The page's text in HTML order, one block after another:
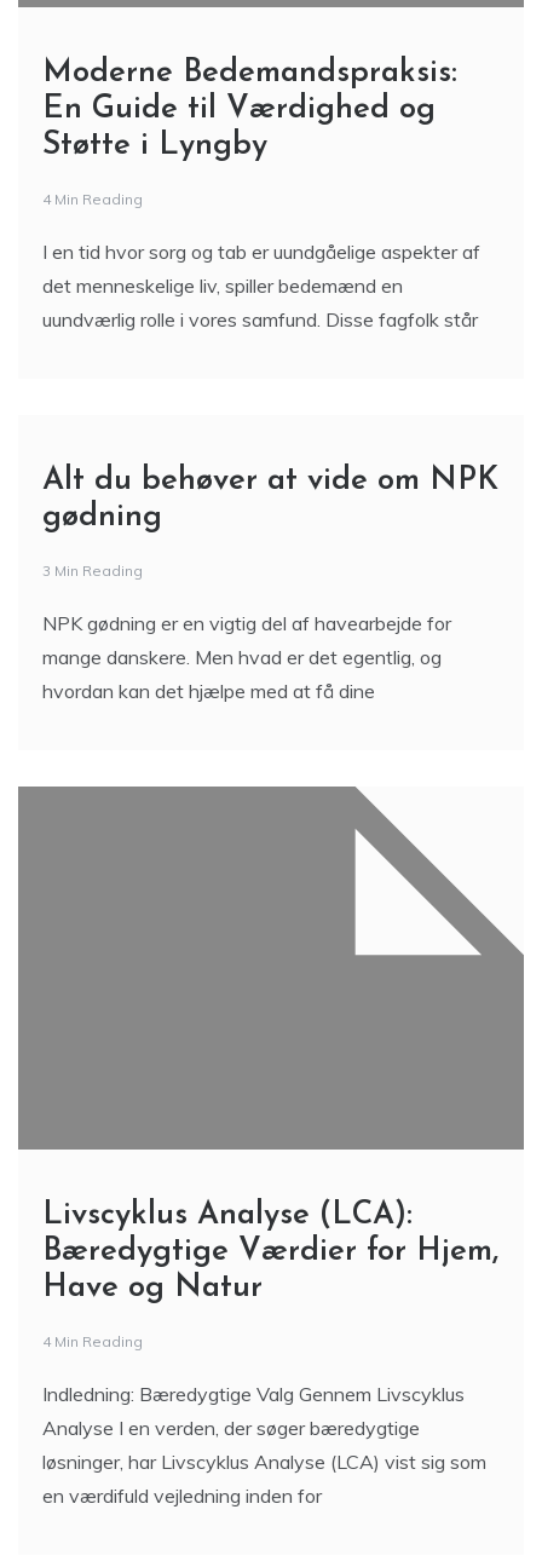
Moderne Bedemandspraksis:
En Guide til Værdighed og
Støtte i Lyngby
4 Min Reading
I en tid hvor sorg og tab er uundgåelige aspekter af
det menneskelige liv, spiller bedemænd en
uundværlig rolle i vores samfund. Disse fagfolk står
Alt du behøver at vide om NPK
gødning
3 Min Reading
NPK gødning er en vigtig del af havearbejde for
mange danskere. Men hvad er det egentlig, og
hvordan kan det hjælpe med at få dine
Livscyklus Analyse (LCA):
Bæredygtige Værdier for Hjem,
Have og Natur
4 Min Reading
Indledning: Bæredygtige Valg Gennem Livscyklus
Analyse I en verden, der søger bæredygtige
løsninger, har Livscyklus Analyse (LCA) vist sig som
en værdifuld vejledning inden for